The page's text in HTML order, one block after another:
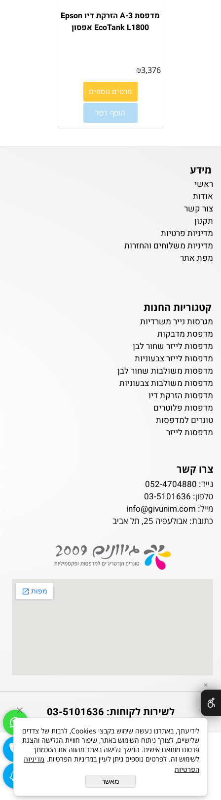
מדפסת 3-A הזרקת דיו Epson
EcoTank L1800 אפסון
₪3,376
פרטים נוספים
הוסף לסל
מידע
ראשי
אודות
צור קשר
תקנון
מדיניות פרטיות
מדיניות משלוחים והחזרות
מפת אתר
קטגוריות החנות
מגרסות נייר משרדיות
מדפסת מדבקות
מדפסות לייזר שחור לבן
מדפסות לייזר צבעוניות
מדפסות משולבות שחור לבן
מדפסות משולבות צבעוניות
מדפסות הזרקת דיו
מדפסות פלוטרים
טונרים למדפסות
מדפסות לייזר
צרו קשר
נייד: 052-4704880
טלפון: 03-5101636
מייל: info@givunim.com
כתובת: אבולעפיה 25, תל אביב
לשירות לקוחות: 03-5101636
פקס: 03-5101635
בניית אתרים
✕
לידיעתך, באתרנו נעשה שימוש בקבצי Cookies, לרבות של צדדים
שלישיים, לצורך ניתוח השימוש באתר, שיפור חוויית הגלישה והצגת
פרסום מותאם אישית. המשך גלישה באתר מהווה את הסכמתך
לשימוש זה. לפרטים נוספים ניתן לעיין במדיניות הפרטיות. מדיניות
הפרטיות
מאשר